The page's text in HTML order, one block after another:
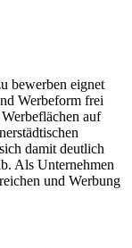
bewerben eignet
Werbeform frei
auf
damit deutlich
Als Unternehmen
und Werbung